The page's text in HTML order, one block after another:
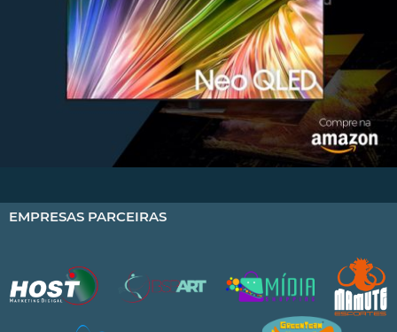
EMPRESAS PARCEIRAS